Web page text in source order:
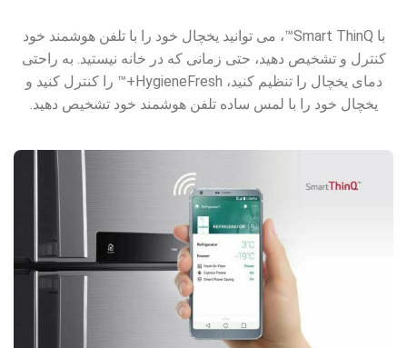
با Smart ThinQ™، می توانید یخچال خود را با تلفن هوشمند خود
کنترل و تشخیص دهید، حتی زمانی که در خانه نیستید. به راحتی
دمای یخچال را تنظیم کنید، HygieneFresh+™ را کنترل کنید و
یخچال خود را با لمس ساده تلفن هوشمند خود تشخیص دهید.